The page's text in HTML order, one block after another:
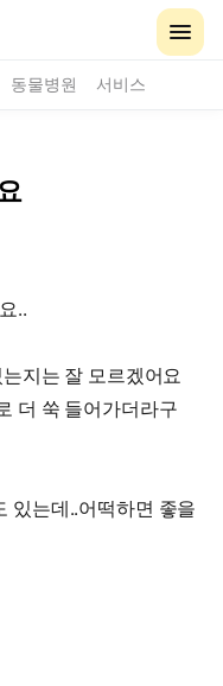
동물병원 서비스
..
지는 잘 모르겠어요
더 쑥 들어가더라구
있는데..어떡하면 좋을